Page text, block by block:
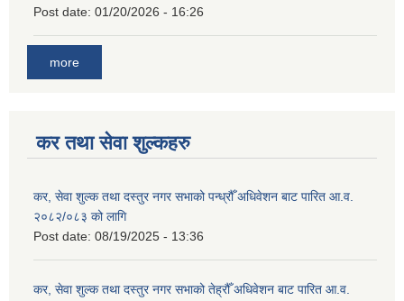
Post date: 01/20/2026 - 16:26
more
कर तथा सेवा शुल्कहरु
कर, सेवा शुल्क तथा दस्तुर नगर सभाको पन्ध्रौँ अधिवेशन बाट पारित आ.व.
२०८२/०८३ को लागि
Post date: 08/19/2025 - 13:36
कर, सेवा शुल्क तथा दस्तुर नगर सभाको तेह्रौँ अधिवेशन बाट पारित आ.व.